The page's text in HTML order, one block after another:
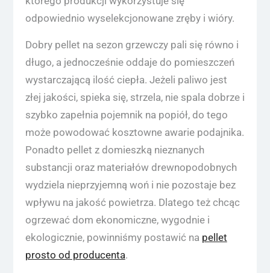
odpowiednio wyselekcjonowane zręby i wióry.
Dobry pellet na sezon grzewczy pali się równo i
długo, a jednocześnie oddaje do pomieszczeń
wystarczającą ilość ciepła. Jeżeli paliwo jest
złej jakości, spieka się, strzela, nie spala dobrze i
szybko zapełnia pojemnik na popiół, do tego
może powodować kosztowne awarie podajnika.
Ponadto pellet z domieszką nieznanych
substancji oraz materiałów drewnopodobnych
wydziela nieprzyjemną woń i nie pozostaje bez
wpływu na jakość powietrza. Dlatego też chcąc
ogrzewać dom ekonomiczne, wygodnie i
ekologicznie, powinniśmy postawić na pellet
prosto od producenta.